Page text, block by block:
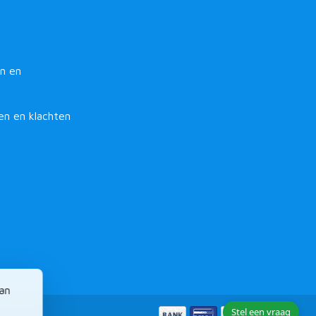
en
en klachten
Stel een vraag